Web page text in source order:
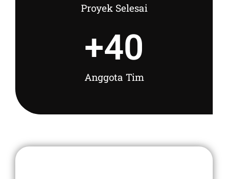
Proyek Selesai
Anggota Tim
+40